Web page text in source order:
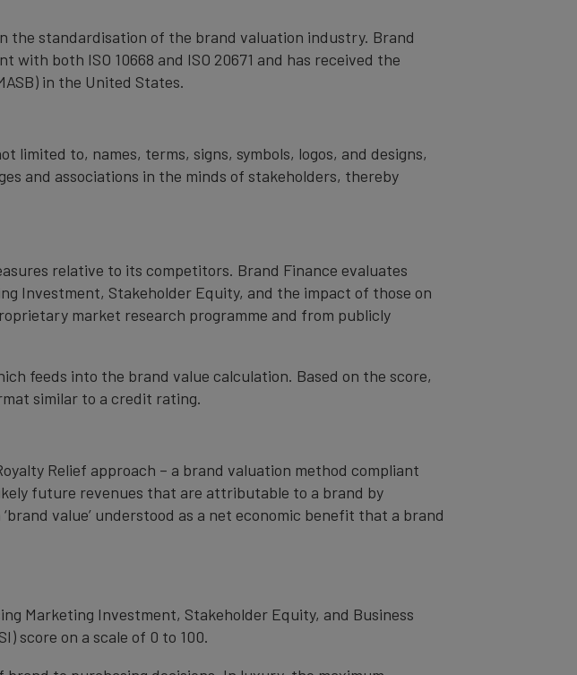
the standardisation of the brand valuation industry. Brand
both ISO 10668 and ISO 20671 and has received the
in the United States.
to, names, terms, signs, symbols, logos, and designs,
and associations in the minds of stakeholders, thereby
relative to its competitors. Brand Finance evaluates
Investment, Stakeholder Equity, and the impact of those on
market research programme and from publicly
feeds into the brand value calculation. Based on the score,
similar to a credit rating.
Relief approach – a brand valuation method compliant
future revenues that are attributable to a brand by
value’ understood as a net economic benefit that a brand
Marketing Investment, Stakeholder Equity, and Business
score on a scale of 0 to 100.